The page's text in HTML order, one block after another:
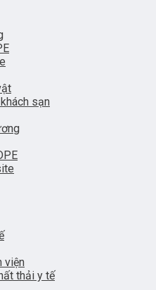
sạn
viện
thải y tế